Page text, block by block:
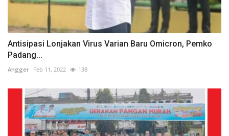
Antisipasi Lonjakan Virus Varian Baru Omicron, Pemko
Padang...
Angger Feb 11, 2022 138